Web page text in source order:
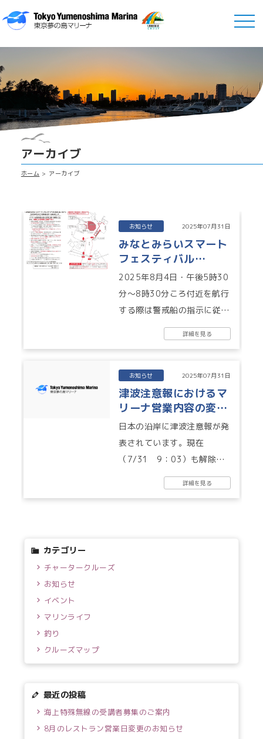
アーカイブ
ホーム アーカイブ
お知らせ 2025年07月31日
みなとみらいスマート
フェスティバル
2025 ※船舶による
見物はご遠慮下さい
2025年8月4日・午後5時30
分～8時30分ころ付近を航行
する際は警戒船の指示に従
い、危険エリアから離れて航
行してください。 ○ 瑞穂ふ
詳細を見る
お知らせ 2025年07月31日
津波注意報におけるマ
リーナ営業内容の変更
➡7/31 10：45注意
報は解除されました
日本の沿岸に津波注意報が発
表されています。現在
（7/31 9：03）も解除さ
れていないため、営業内容を
変更しております。 マリー
詳細を見る
カテゴリー
チャータークルーズ
お知らせ
イベント
マリンライフ
釣り
クルーズマップ
最近の投稿
海上特殊無線の受講者募集のご案内
8月のレストラン営業日変更のお知らせ